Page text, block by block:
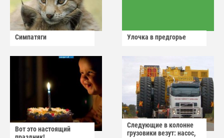
Симпатяги Улочка в предгорье
Вот это настоящий
Следующие в колонне
грузовики везут: насос,